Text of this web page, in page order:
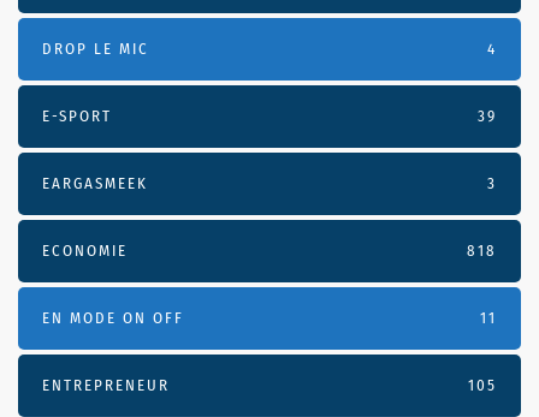
DROP LE MIC 4
E-SPORT 39
EARGASMEEK 3
ECONOMIE 818
EN MODE ON OFF 11
ENTREPRENEUR 105